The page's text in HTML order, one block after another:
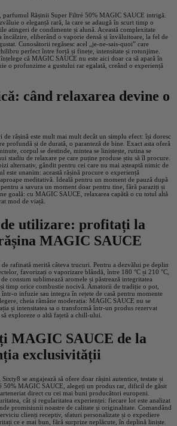
Rășinii Super Filtré 50% MAGIC SAUCE intrigă.
o eleganță rară, la care se adaugă în scurt timp o
atingeri de condimente și alună. Această complexitate
încălzire, eliberând o vaporie densă și învăluitoare, la fel de
Cunosătorii regăsesc acel „je-ne-sais-quoi” care
perfect între forță și finețe, intensitate și rotunjime.
că MAGIC SAUCE nu este aici doar ca să apară în
o profunzime a gustului rar egalată, creând o experiență
când relaxarea devine o
de rășină este mult mai mult decât un simplu efect: își doresc
profundă și de durată, o paranteză de bine. Exact asta oferă
corpul se destinde, mintea se liniștește, rutina se
stadiu de relaxare pe care puține produse știu să îl procure.
alternativ, gândit pentru cei care nu mai așteaptă nimic de
este unanim: această rășină procure o experiență
meditativă. Ideală pentru un moment de pauză după
a savura un moment doar pentru tine, fără paraziți și
goală: cu MAGIC SAUCE, relaxarea capătă o cu totul altă
mod de viață.
utilizare: profitați la
MAGIC SAUCE
de rafinată merită câteva trucuri. Pentru a dezvălui pe deplin
favorizați o vaporizare blândă, între 180 °C și 210 °C,
consum sublimează aromele și păstrează integritatea
timp orice combustie nocivă. Amatorii de tradiție o pot,
o infuzie sau integra în rețete de casă pentru momente
cheia rămâne moderația: MAGIC SAUCE nu se
și intensitatea sa o transformă într-un produs rezervat
exploreze o altă fațetă a chill-ului.
MAGIC SAUCE de la
exclusivității
se angajează să ofere doar rășini autentice, testate și
50% MAGIC SAUCE, alegeți un produs rar, dificil de găsit
direct cu cei mai buni producători europeni.
cât și regularitatea experienței: fiecare lot este analizat
promisiunii noastre de calitate și originalitate. Comandând
clienți receptiv, sfaturi personalizate și o expediere
ce e mai bun, fără surprize neplăcute, în deplină liniște.